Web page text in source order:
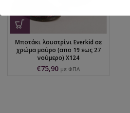
Μποτάκι λουστρίνι Everkid σε
χρώμα μαύρο (απο 19 εως 27
νούμερο) X124
€75,90 με ΦΠΑ